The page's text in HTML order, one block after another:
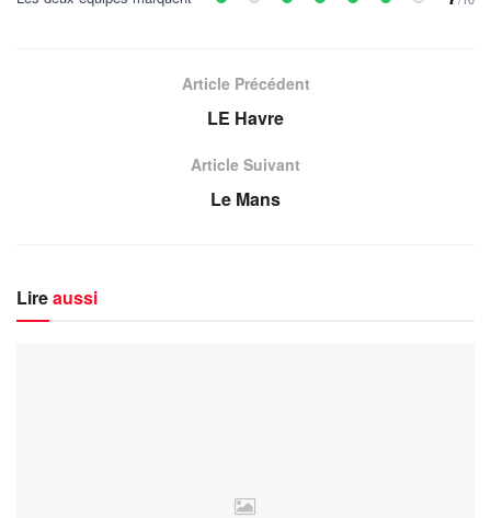
Article Précédent
LE Havre
Article Suivant
Le Mans
Lireaussi